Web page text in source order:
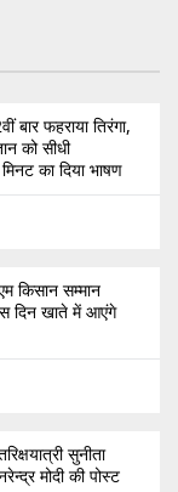
बार फहराया तिरंगा,
को सीधी
का दिया भाषण
किसान सम्मान
दिन खाते में आएंगे
सुनीता
मोदी की पोस्ट